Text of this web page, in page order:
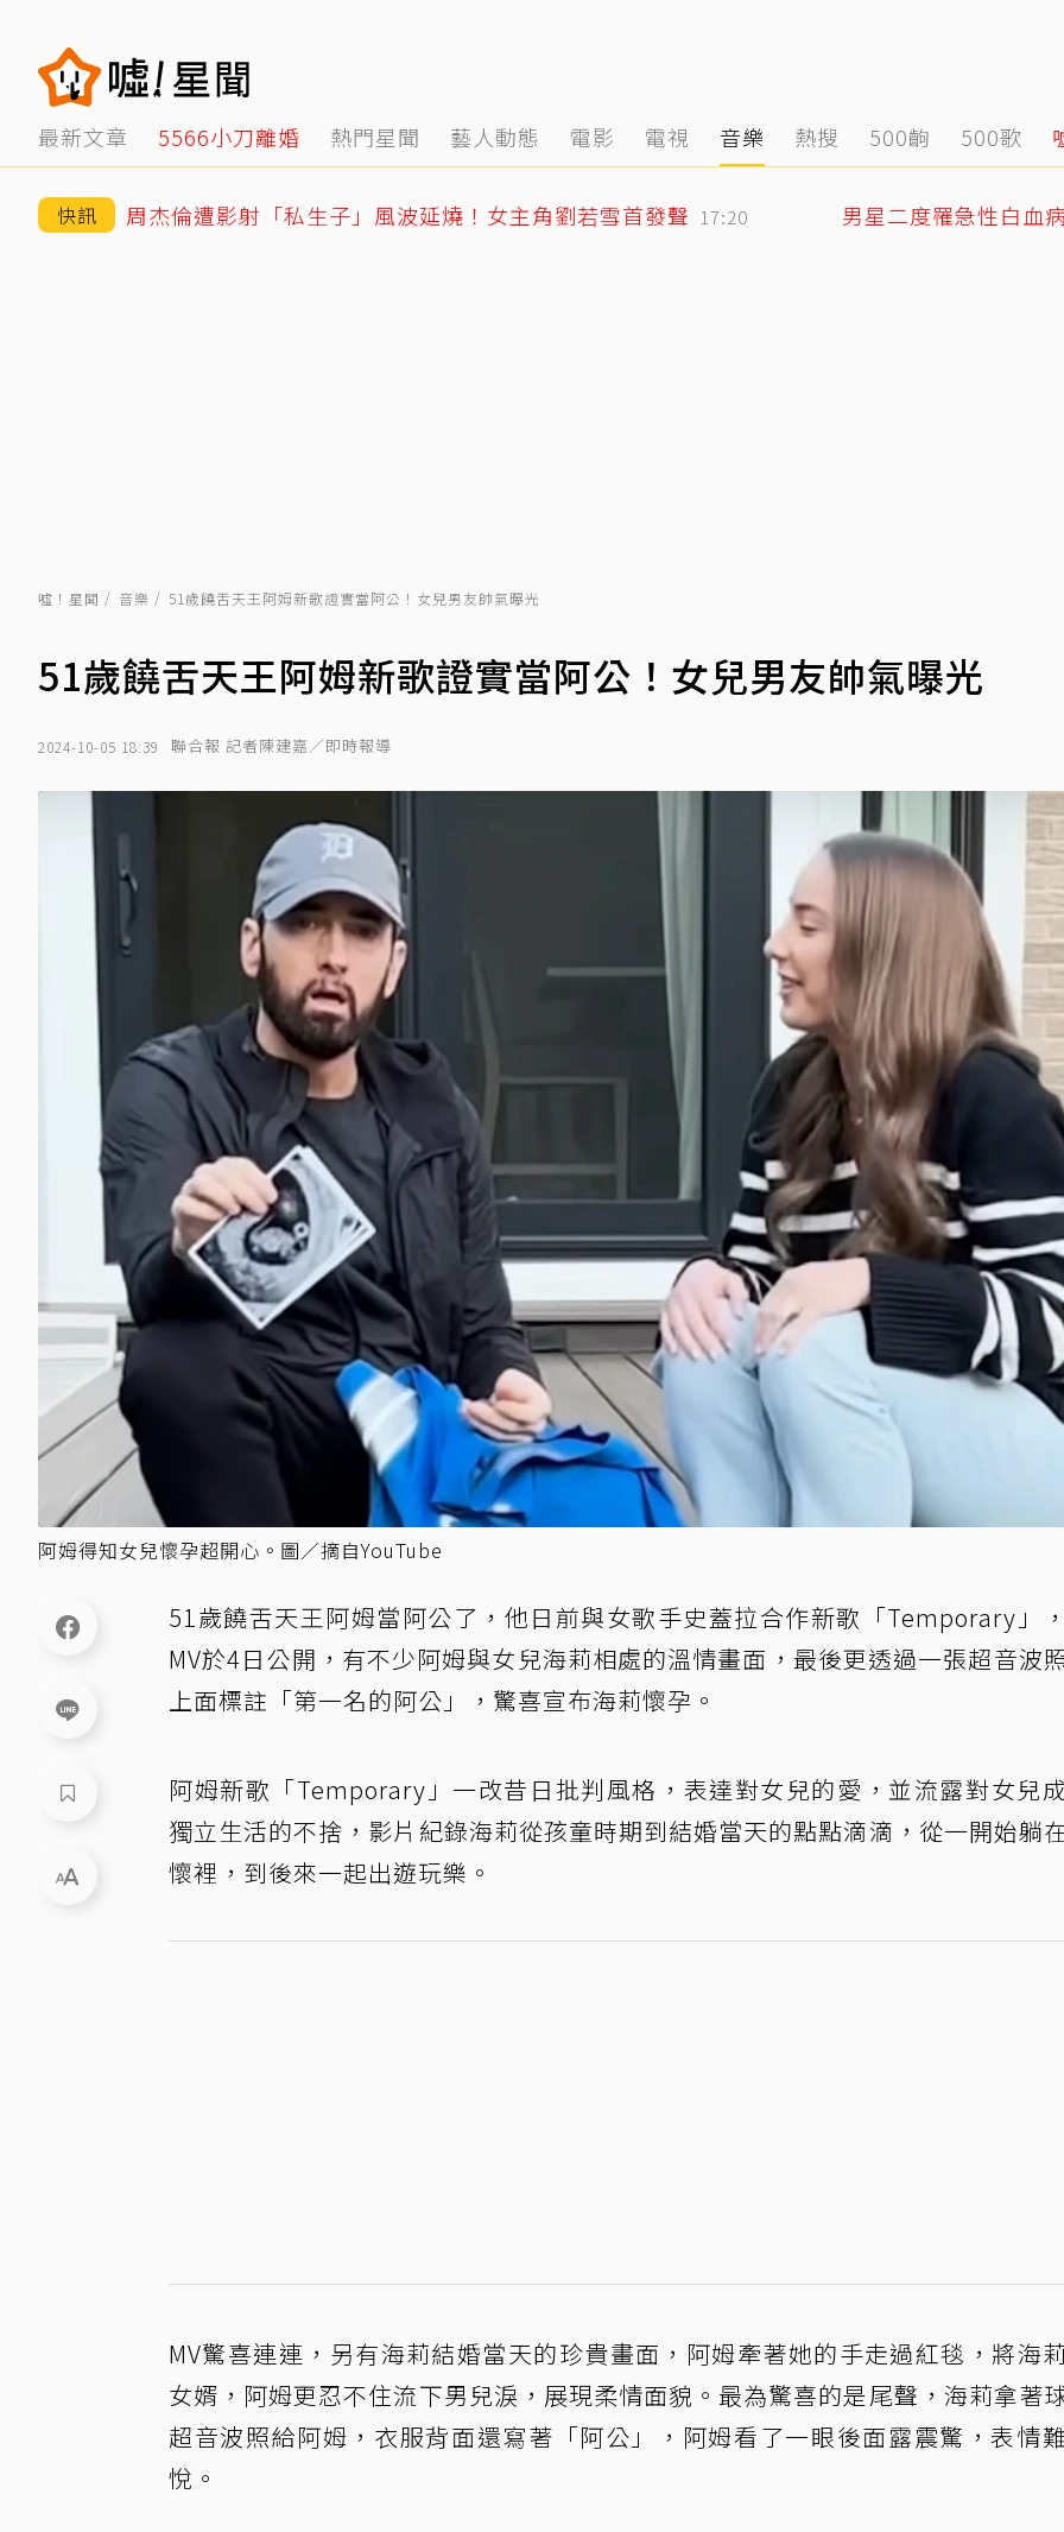
最新文章 5566小刀離婚 熱門星聞 藝人動態 電影 電視 音樂 熱搜 500齣 500歌
快訊 周杰倫遭影射「私生子」風波延燒！女主角劉若雪首發聲 17:20 男星二度罹急性白血
噓！星聞 音樂 51歲饒舌天王阿姆新歌證實當阿公！女兒男友帥氣曝光
51歲饒舌天王阿姆新歌證實當阿公！女兒男友帥氣曝光
2024-10-05 18:39 聯合報 記者陳建嘉／即時報導
阿姆得知女兒懷孕超開心。圖／摘自YouTube
51歲饒舌天王阿姆當阿公了，他日前與女歌手史蓋拉合作新歌「Temporary」
MV於4日公開，有不少阿姆與女兒海莉相處的溫情畫面，最後更透過一張超音波
上面標註「第一名的阿公」，驚喜宣布海莉懷孕。
阿姆新歌「Temporary」一改昔日批判風格，表達對女兒的愛，並流露對女兒
獨立生活的不捨，影片紀錄海莉從孩童時期到結婚當天的點點滴滴，從一開始躺
懷裡，到後來一起出遊玩樂。
MV驚喜連連，另有海莉結婚當天的珍貴畫面，阿姆牽著她的手走過紅毯，將海
女婿，阿姆更忍不住流下男兒淚，展現柔情面貌。最為驚喜的是尾聲，海莉拿著
超音波照給阿姆，衣服背面還寫著「阿公」，阿姆看了一眼後面露震驚，表情
悅。